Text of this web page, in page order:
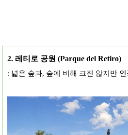
2. 레티로 공원 (Parque del Retiro)
: 넓은 숲과, 숲에 비해 크진 않지만